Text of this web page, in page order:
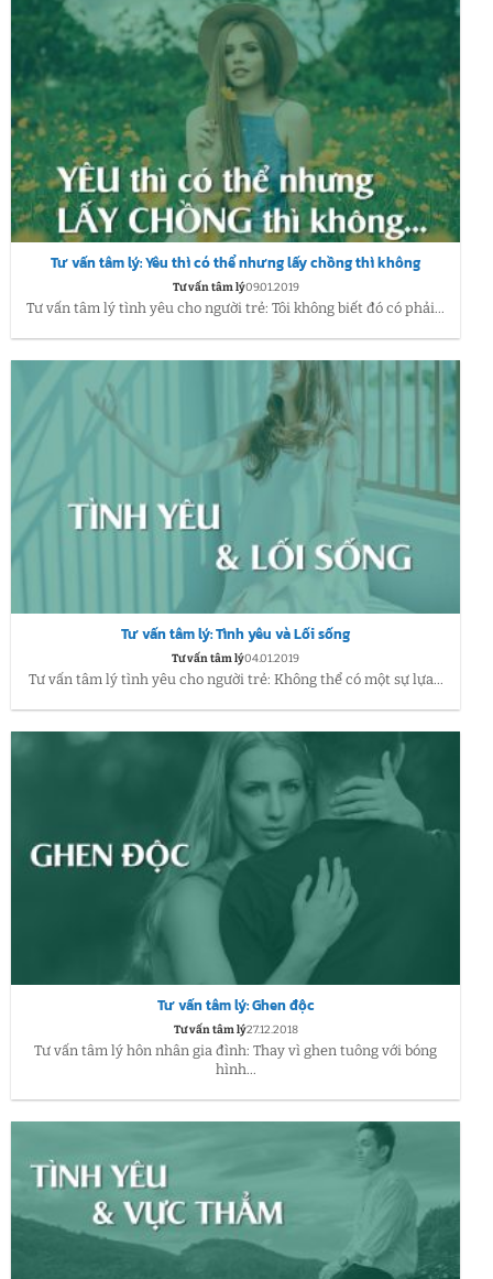
Tư vấn tâm lý: Yêu thì có thể nhưng lấy chồng thì không
Tư vấn tâm lý09.01.2019
Tư vấn tâm lý tình yêu cho người trẻ: Tôi không biết đó có phải...
Tư vấn tâm lý: Tình yêu và Lối sống
Tư vấn tâm lý04.01.2019
Tư vấn tâm lý tình yêu cho người trẻ: Không thể có một sự lựa...
Tư vấn tâm lý: Ghen độc
Tư vấn tâm lý27.12.2018
Tư vấn tâm lý hôn nhân gia đình: Thay vì ghen tuông với bóng
hình...